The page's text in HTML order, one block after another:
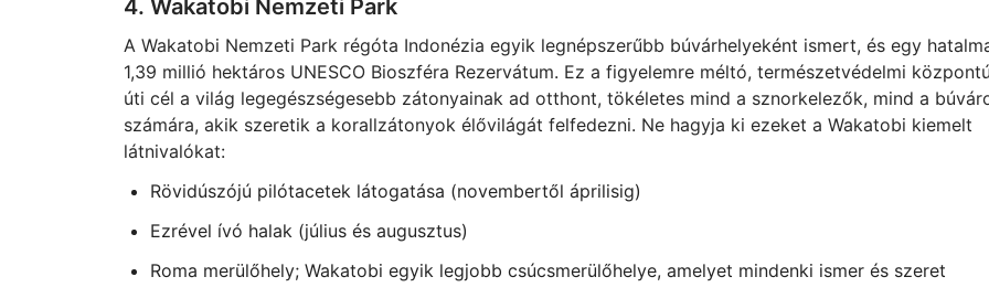
4. Wakatobi Nemzeti Park
A Wakatobi Nemzeti Park régóta Indonézia egyik legnépszerűbb búvárhelyeként ismert, és egy
1,39 millió hektáros UNESCO Bioszféra Rezervátum. Ez a figyelemre méltó, természetvédelmi központú
úti cél a világ legegészségesebb zátonyainak ad otthont, tökéletes mind a sznorkelezők, mind a
számára, akik szeretik a korallzátonyok élővilágát felfedezni. Ne hagyja ki ezeket a Wakatobi kiemelt
látnivalókat:
Rövidúszójú pilótacetek látogatása (novembertől áprilisig)
Ezrével ívó halak (július és augusztus)
Roma merülőhely; Wakatobi egyik legjobb csúcsmerülőhelye, amelyet mindenki ismer és szeret